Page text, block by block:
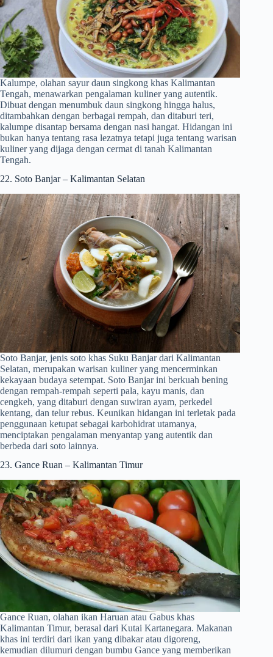
Kalumpe, olahan sayur daun singkong khas Kalimantan
Tengah, menawarkan pengalaman kuliner yang autentik.
Dibuat dengan menumbuk daun singkong hingga halus,
ditambahkan dengan berbagai rempah, dan ditaburi teri,
kalumpe disantap bersama dengan nasi hangat. Hidangan ini
bukan hanya tentang rasa lezatnya tetapi juga tentang warisan
kuliner yang dijaga dengan cermat di tanah Kalimantan
Tengah.
22. Soto Banjar – Kalimantan Selatan
Soto Banjar, jenis soto khas Suku Banjar dari Kalimantan
Selatan, merupakan warisan kuliner yang mencerminkan
kekayaan budaya setempat. Soto Banjar ini berkuah bening
dengan rempah-rempah seperti pala, kayu manis, dan
cengkeh, yang ditaburi dengan suwiran ayam, perkedel
kentang, dan telur rebus. Keunikan hidangan ini terletak pada
penggunaan ketupat sebagai karbohidrat utamanya,
menciptakan pengalaman menyantap yang autentik dan
berbeda dari soto lainnya.
23. Gance Ruan – Kalimantan Timur
Gance Ruan, olahan ikan Haruan atau Gabus khas
Kalimantan Timur, berasal dari Kutai Kartanegara. Makanan
khas ini terdiri dari ikan yang dibakar atau digoreng,
kemudian dilumuri dengan bumbu Gance yang memberikan